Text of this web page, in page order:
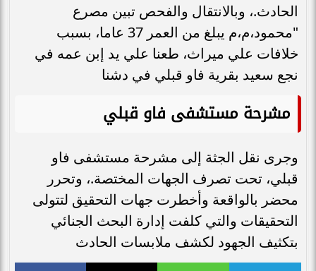
الحادث.، وبالانتقال والفحص تبين مصرع
"محمود،م،م يبلغ من العمر 37 عاما، بسبب
خلافات علي ميراث، طعنا علي يد إبن عمه في
نجع سعيد بقرية فاو قبلي في دشنا
مشرحة مستشفى فاو قبلي
وجرى نقل الجثة إلى مشرحة مستشفى فاو
قبلي، تحت تصرف الجهات المختصة.، وتحرر
محضر بالواقعة وأخطرت جهات التحقيق لتتولى
التحقيقات والتي كلفت إدارة البحث الجنائي
بتكثيف الجهود لكشف ملابسات الحادث